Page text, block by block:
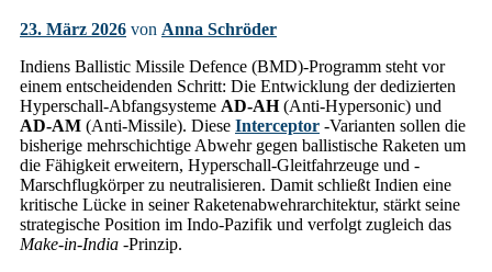
23. März 2026 von Anna Schröder
Indiens Ballistic Missile Defence (BMD)-Programm steht vor
einem entscheidenden Schritt: Die Entwicklung der dedizierten
Hyperschall-Abfangsysteme AD-AH(Anti-Hypersonic) und
AD-AM (Anti-Missile). Diese Interceptor -Varianten sollen die
bisherige mehrschichtige Abwehr gegen ballistische Raketen um
die Fähigkeit erweitern, Hyperschall-Gleitfahrzeuge und -
Marschflugkörper zu neutralisieren. Damit schließt Indien eine
kritische Lücke in seiner Raketenabwehrarchitektur, stärkt seine
strategische Position im Indo-Pazifik und verfolgt zugleich das
Make-in-India -Prinzip.